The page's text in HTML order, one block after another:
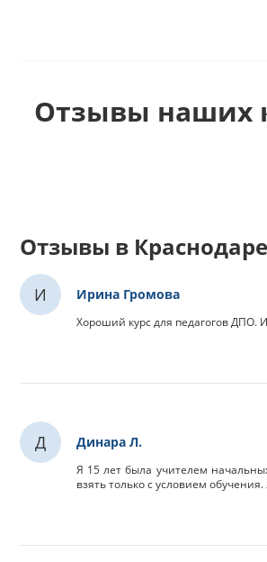
Отзывы наших
Отзывы в Краснодаре
И Ирина Громова
Хороший курс для педагогов ДПО.
Д Динара Л.
Я 15 лет была учителем
взять только с условием